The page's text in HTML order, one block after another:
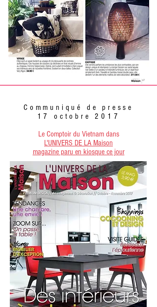
Communiqué de presse
17 octobre 2017
Le Comptoir du Vietnamdans
L'UNIVERS DE LA Maison
magazine paru en kiosque ce jour